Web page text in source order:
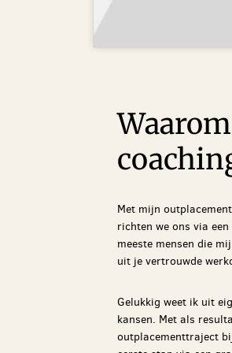
Met mijn
richten we ons via
meeste mensen die
uit je vertrouwde
Gelukkig weet ik uit
kansen. Met als
outplacementtraject